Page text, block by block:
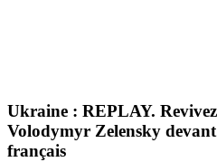
Ukraine : REPLAY.
Volodymyr Zelensky
français